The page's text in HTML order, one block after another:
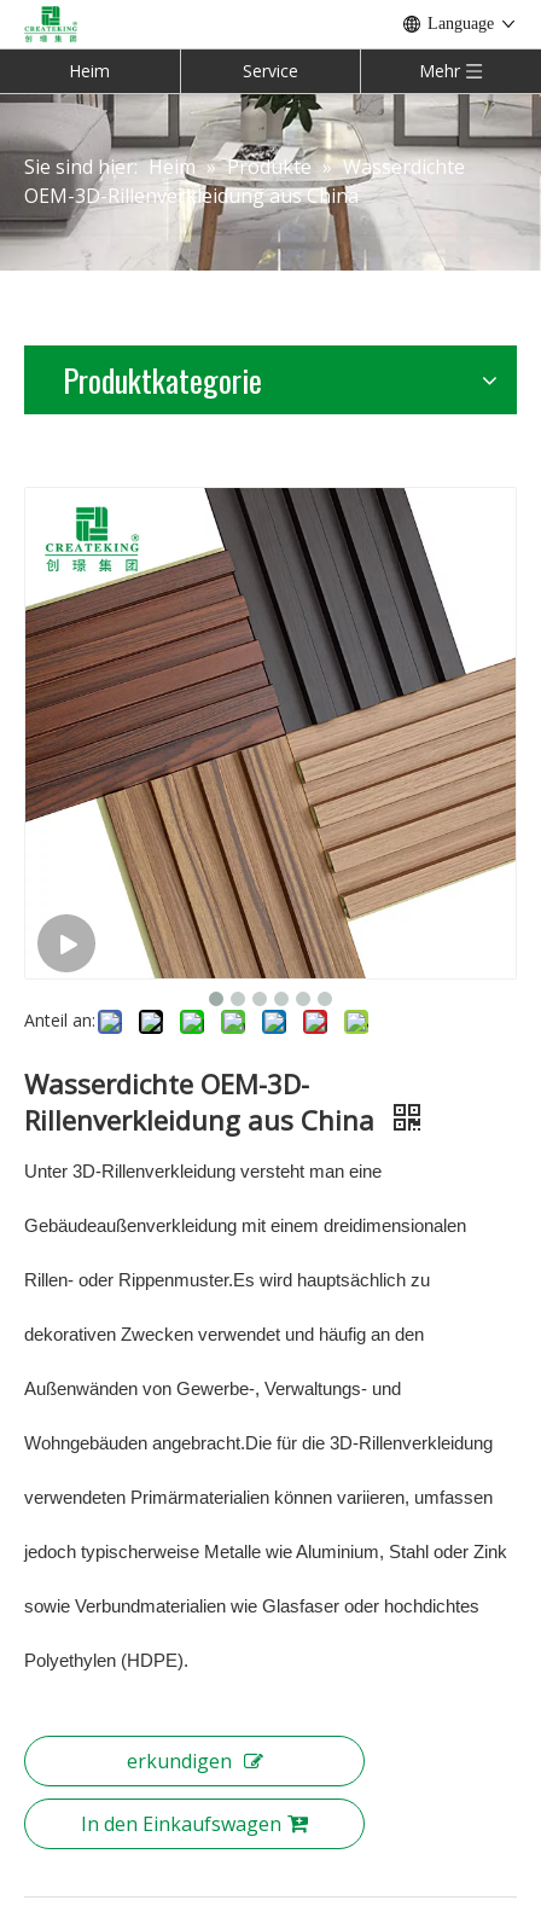
Language
Heim Service Mehr
Sie sind hier: Heim » Produkte » Wasserdichte
OEM-3D-Rillenverkleidung aus China
Produktkategorie
Anteil an:
Wasserdichte OEM-3D-
Rillenverkleidung aus China
Unter 3D-Rillenverkleidung versteht man eine
Gebäudeaußenverkleidung mit einem dreidimensionalen
Rillen- oder Rippenmuster.Es wird hauptsächlich zu
dekorativen Zwecken verwendet und häufig an den
Außenwänden von Gewerbe-, Verwaltungs- und
Wohngebäuden angebracht.Die für die 3D-Rillenverkleidung
verwendeten Primärmaterialien können variieren, umfassen
jedoch typischerweise Metalle wie Aluminium, Stahl oder Zink
sowie Verbundmaterialien wie Glasfaser oder hochdichtes
Polyethylen (HDPE).
erkundigen
In den Einkaufswagen